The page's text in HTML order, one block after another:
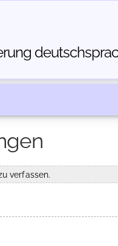
verfassen.